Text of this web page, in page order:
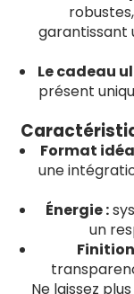
garantissant
Le cadeau
présent
Format
une
Énergie :
un
Ne laissez